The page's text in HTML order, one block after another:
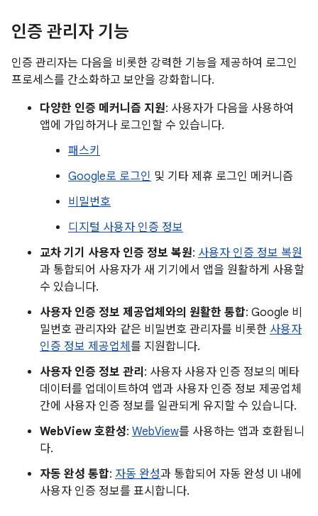
인증 관리자 기능
인증 관리자는 다음을 비롯한 강력한 기능을 제공하여 로그인
프로세스를 간소화하고 보안을 강화합니다.
다양한 인증 메커니즘 지원: 사용자가 다음을 사용하여
앱에 가입하거나 로그인할 수 있습니다.
패스키
Google로 로그인 및 기타 제휴 로그인 메커니즘
비밀번호
디지털 사용자 인증 정보
교차 기기 사용자 인증 정보 복원: 사용자 인증 정보 복원
과 통합되어 사용자가 새 기기에서 앱을 원활하게 사용할
수 있습니다.
사용자 인증 정보 제공업체와의 원활한 통합: Google 비
밀번호 관리자와 같은 비밀번호 관리자를 비롯한 사용자
인증 정보 제공업체 를 지원합니다.
사용자 인증 정보 관리 : 사용자 사용자 인증 정보의 메타
데이터를 업데이트하여 앱과 사용자 인증 정보 제공업체
간에 사용자 인증 정보를 일관되게 유지할 수 있습니다.
WebView 호환성: WebView를 사용하는 앱과 호환됩니
다.
자동 완성 통합: 자동 완성과 통합되어 자동 완성 UI 내에
사용자 인증 정보를 표시합니다.